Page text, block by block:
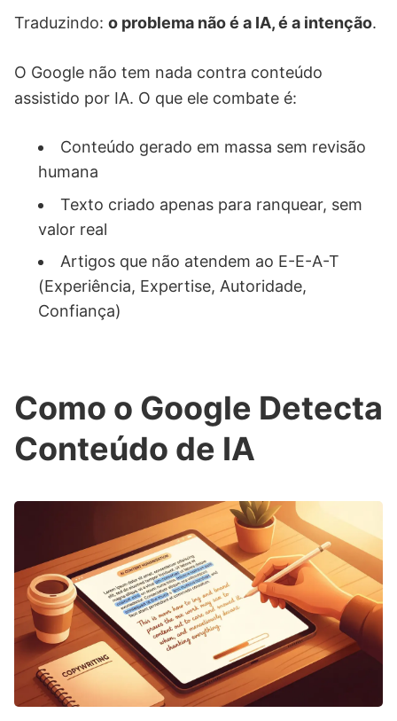
Traduzindo: o problema não é a IA, é a intenção.
O Google não tem nada contra conteúdo
assistido por IA. O que ele combate é:
Conteúdo gerado em massa sem revisão
humana
Texto criado apenas para ranquear, sem
valor real
Artigos que não atendem ao E-E-A-T
(Experiência, Expertise, Autoridade,
Confiança)
Como o Google Detecta
Conteúdo de IA